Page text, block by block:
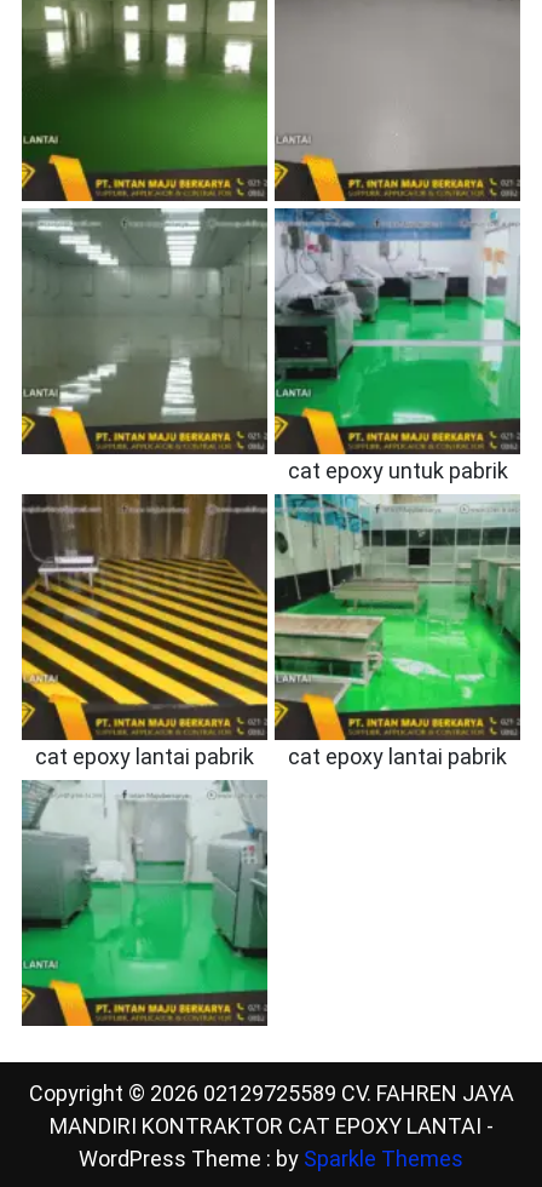
cat epoxy untuk pabrik
cat epoxy lantai pabrik cat epoxy lantai pabrik
Copyright © 2026 02129725589 CV. FAHREN JAYA
MANDIRI KONTRAKTOR CAT EPOXY LANTAI -
WordPress Theme : by Sparkle Themes